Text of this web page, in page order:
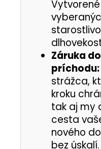
Záruka
príchodu:
strážca,
kroku
tak aj my
cesta
nového
bez